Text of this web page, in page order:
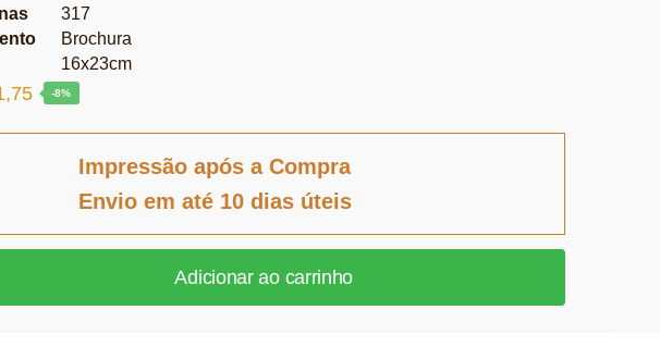
317
Brochura
16x23cm
O
-8%
Impressão após a Compra
Envio em até 10 dias úteis
Adicionar ao carrinho